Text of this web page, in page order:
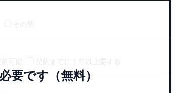
要です（無料）